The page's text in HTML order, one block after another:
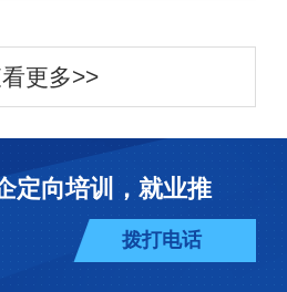
更多>>
定向培训，就业推
拨打电话